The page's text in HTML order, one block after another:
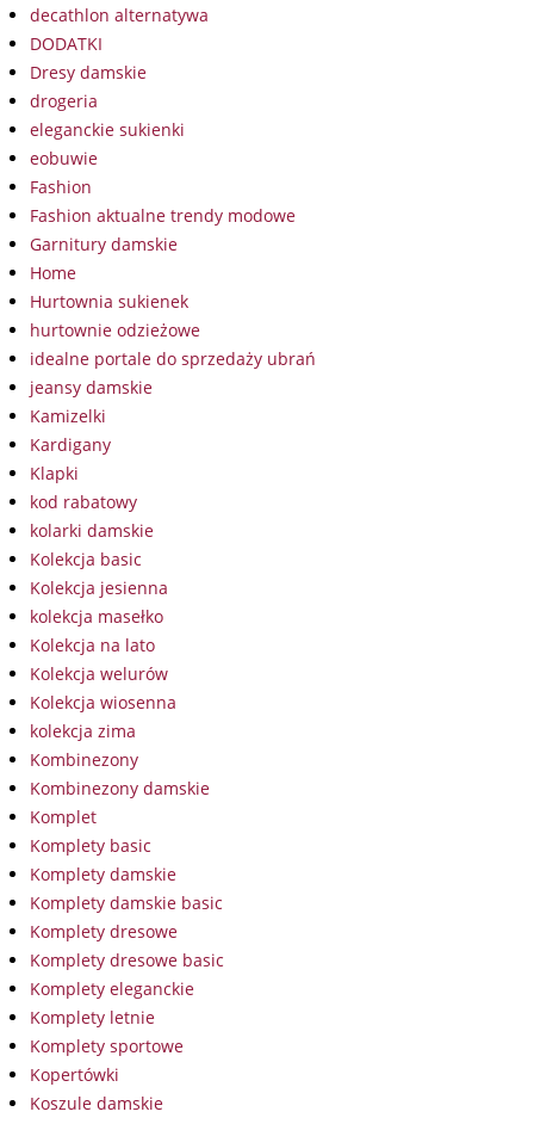
decathlon alternatywa
DODATKI
Dresy damskie
drogeria
eleganckie sukienki
eobuwie
Fashion
Fashion aktualne trendy modowe
Garnitury damskie
Home
Hurtownia sukienek
hurtownie odzieżowe
idealne portale do sprzedaży ubrań
jeansy damskie
Kamizelki
Kardigany
Klapki
kod rabatowy
kolarki damskie
Kolekcja basic
Kolekcja jesienna
kolekcja masełko
Kolekcja na lato
Kolekcja welurów
Kolekcja wiosenna
kolekcja zima
Kombinezony
Kombinezony damskie
Komplet
Komplety basic
Komplety damskie
Komplety damskie basic
Komplety dresowe
Komplety dresowe basic
Komplety eleganckie
Komplety letnie
Komplety sportowe
Kopertówki
Koszule damskie